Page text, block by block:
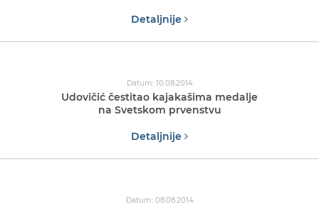
Detaljnije
Datum: 10.08.2014
Udovičić čestitao kajakašima medalje
na Svetskom prvenstvu
Detaljnije
Datum: 08.08.2014